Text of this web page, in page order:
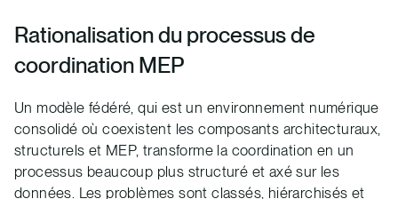
Rationalisation du processus de
coordination MEP
Un modèle fédéré, qui est un environnement numérique
consolidé où coexistent les composants architecturaux,
structurels et MEP, transforme la coordination en un
processus beaucoup plus structuré et axé sur les
données. Les problèmes sont classés, hiérarchisés et